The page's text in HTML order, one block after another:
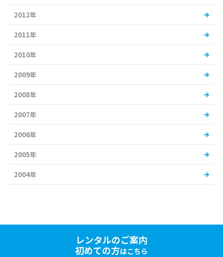
2012年
2011年
2010年
2009年
2008年
2007年
2006年
2005年
2004年
レンタルのご案内
初めての方はこちら